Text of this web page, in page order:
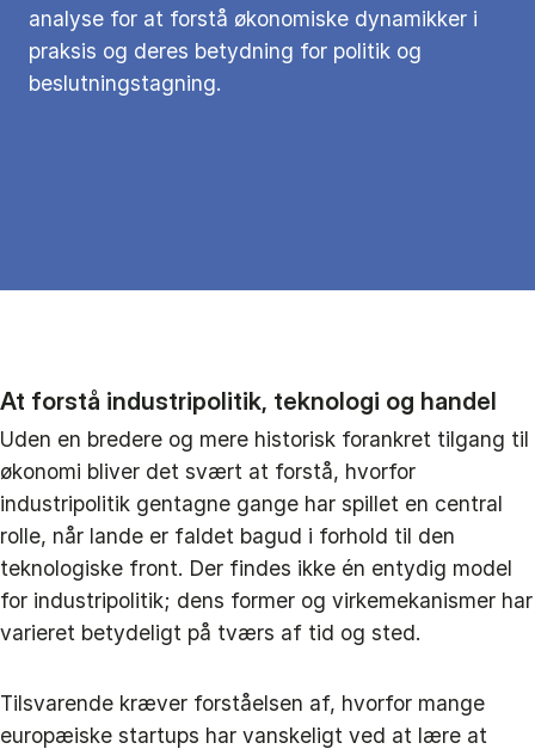
analyse for at forstå økonomiske dynamikker i
praksis og deres betydning for politik og
beslutningstagning.
At forstå industripolitik, teknologi og handel
Uden en bredere og mere historisk forankret tilgang til
økonomi bliver det svært at forstå, hvorfor
industripolitik gentagne gange har spillet en central
rolle, når lande er faldet bagud i forhold til den
teknologiske front. Der findes ikke én entydig model
for industripolitik; dens former og virkemekanismer har
varieret betydeligt på tværs af tid og sted.
Tilsvarende kræver forståelsen af, hvorfor mange
europæiske startups har vanskeligt ved at lære at